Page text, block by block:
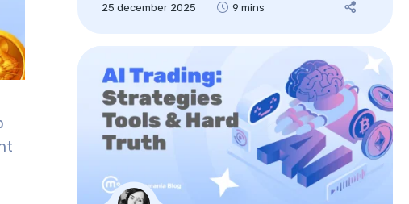
25 december 2025 9 mins